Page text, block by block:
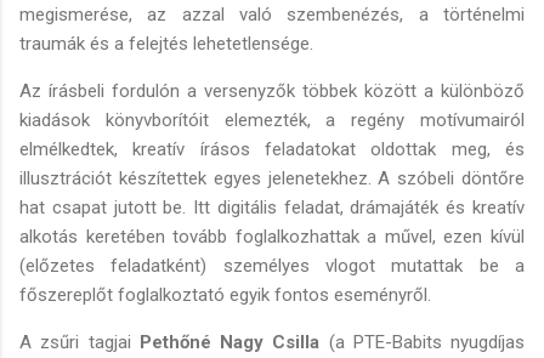
megismerése, az azzal való szembenézés, a történelmi
traumák és a felejtés lehetetlensége.
Az írásbeli fordulón a versenyzők többek között a különböző
kiadások könyvborítóit elemezték, a regény motívumairól
elmélkedtek, kreatív írásos feladatokat oldottak meg, és
illusztrációt készítettek egyes jelenetekhez. A szóbeli döntőre
hat csapat jutott be. Itt digitális feladat, drámajáték és kreatív
alkotás keretében tovább foglalkozhattak a művel, ezen kívül
(előzetes feladatként) személyes vlogot mutattak be a
főszereplőt foglalkoztató egyik fontos eseményről.
A zsűri tagjai Pethőné Nagy Csilla (a PTE-Babits nyugdíjas